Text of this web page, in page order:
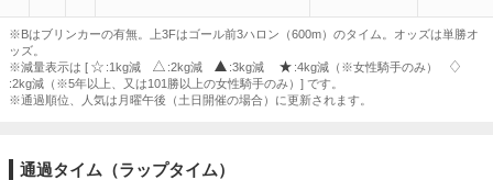
※Bはブリンカーの有無。上3Fはゴール前3ハロン（600m）のタイム。オッズは単勝オ
ッズ。
※減量表示は [
:1kg減 :2kg減 :3kg減
:4kg減（※女性騎手のみ）
:2kg減（※5年以上、又は101勝以上の女性騎手のみ）] です。
※通過順位、人気は月曜午後（土日開催の場合）に更新されます。
通過タイム（ラップタイム）